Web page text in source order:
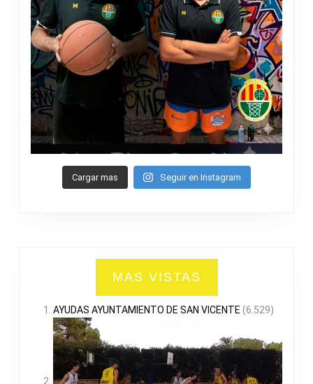
Cargar mas Seguir en Instagram
MAS VISTAS
AYUDAS AYUNTAMIENTO DE SAN VICENTE (6.529)